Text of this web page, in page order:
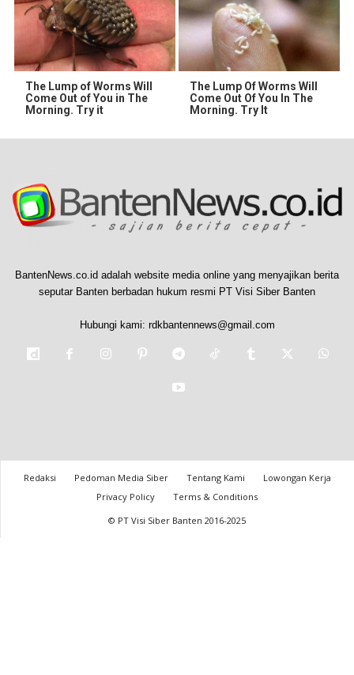
The Lump of Worms Will
Come Out of You in The
Morning. Try it
The Lump Of Worms Will
Come Out Of You In The
Morning. Try It
BantenNews.co.id adalah website media online yang menyajikan berita
seputar Banten berbadan hukum resmi PT Visi Siber Banten
Hubungi kami: rdkbantennews@gmail.com
Redaksi Pedoman Media Siber Tentang Kami
Lowongan Kerja
Privacy Policy
Terms & Conditions
© PT Visi Siber Banten 2016-2025